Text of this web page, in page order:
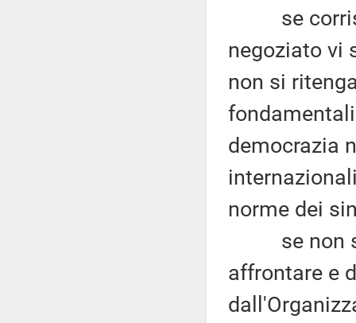
se
negoziato vi
non si
democrazia
norme dei
se non si
affrontare e